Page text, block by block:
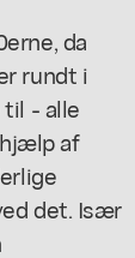
da
rundt i
til - alle
af
det. Især